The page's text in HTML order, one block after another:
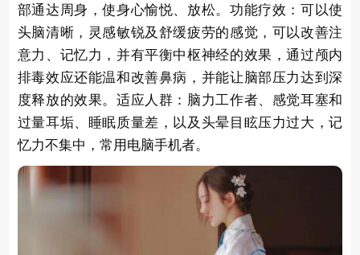
部通达周身，使身心愉悦、放松。功能疗效：可以使
头脑清晰，灵感敏锐及舒缓疲劳的感觉，可以改善注
意力、记忆力，并有平衡中枢神经的效果，通过颅内
排毒效应还能温和改善鼻病，并能让脑部压力达到深
度释放的效果。适应人群：脑力工作者、感觉耳塞和
过量耳垢、睡眠质量差，以及头晕目眩压力过大，记
忆力不集中，常用电脑手机者。